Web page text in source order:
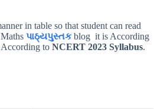
in table so that student can read
પાઠ્યપુસ્તકblog it is According
According to NCERT 2023 Syllabus.